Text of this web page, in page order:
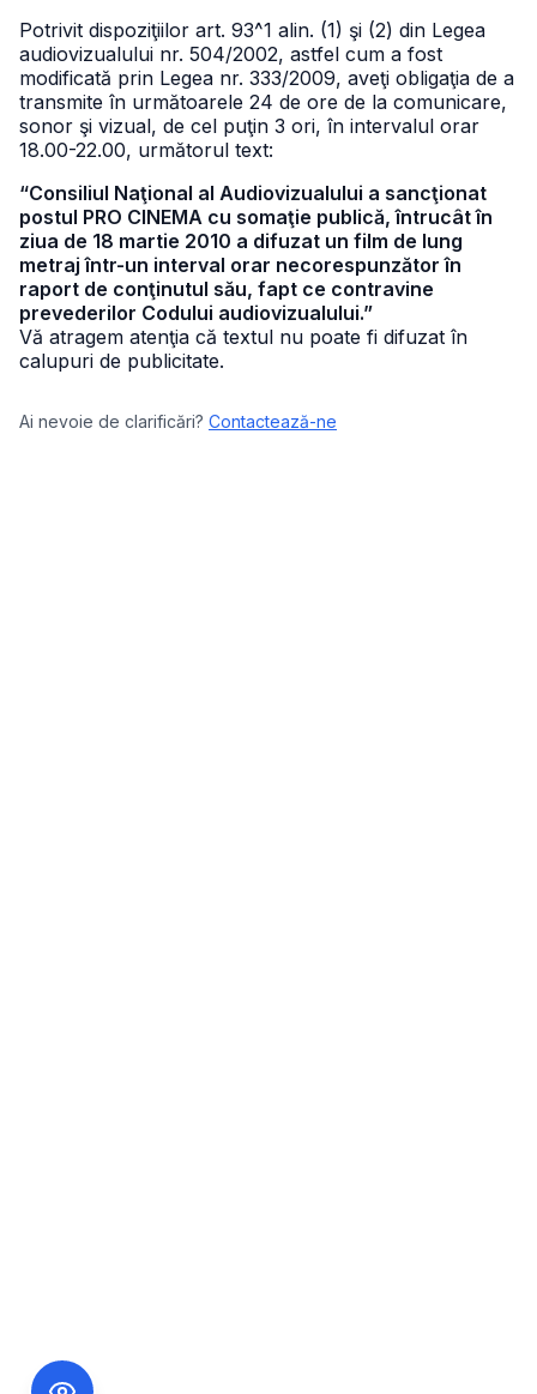
Potrivit dispoziţiilor art. 93^1 alin. (1) şi (2) din Legea
audiovizualului nr. 504/2002, astfel cum a fost
modificată prin Legea nr. 333/2009, aveţi obligaţia de a
transmite în următoarele 24 de ore de la comunicare,
sonor şi vizual, de cel puţin 3 ori, în intervalul orar
18.00-22.00, următorul text:
“Consiliul Naţional al Audiovizualului a sancţionat
postul PRO CINEMA cu somaţie publică, întrucât în
ziua de 18 martie 2010 a difuzat un film de lung
metraj într-un interval orar necorespunzător în
raport de conţinutul său, fapt ce contravine
prevederilor Codului audiovizualului.”
Vă atragem atenţia că textul nu poate fi difuzat în
calupuri de publicitate.
Ai nevoie de clarificări? Contactează-ne